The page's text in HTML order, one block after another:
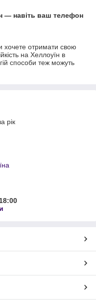
— навіть ваш телефон
хочете отримати свою
на Хеллоуїн в
способи теж можуть
рік